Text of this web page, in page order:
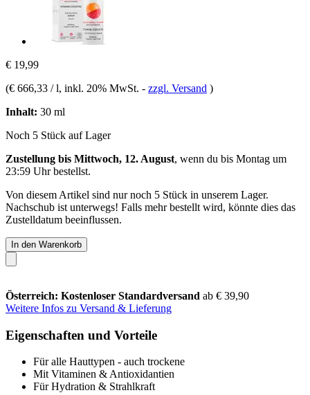
€ 19,99
(€ 666,33 / l, inkl. 20% MwSt. - zzgl. Versand )
Inhalt: 30 ml
Noch 5 Stück auf Lager
Zustellung bis Mittwoch, 12. August, wenn du bis Montag um
23:59 Uhrbestellst.
Von diesem Artikel sind nur noch 5 Stück in unserem Lager.
Nachschub ist unterwegs! Falls mehr bestellt wird, könnte dies das
Zustelldatum beeinflussen.
In den Warenkorb
Österreich: Kostenloser Standardversand ab € 39,90
Weitere Infos zu Versand & Lieferung
Eigenschaften und Vorteile
Für alle Hauttypen - auch trockene
Mit Vitaminen & Antioxidantien
Für Hydration & Strahlkraft